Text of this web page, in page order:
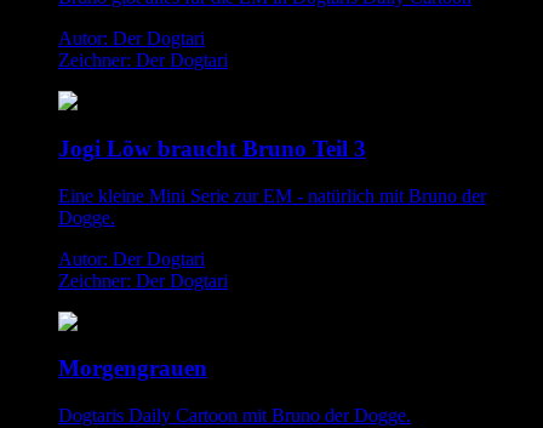
Autor: Der Dogtari
Zeichner: Der Dogtari
Jogi Löw braucht Bruno Teil 3
Eine kleine Mini Serie zur EM - natürlich mit Bruno der
Dogge.
Autor: Der Dogtari
Zeichner: Der Dogtari
Morgengrauen
Dogtaris Daily Cartoon mit Bruno der Dogge.